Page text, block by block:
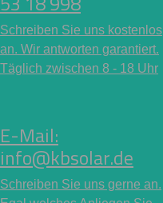
Schreiben Sie uns kostenlos
an. Wir antworten garantiert.
Täglich zwischen 8 - 18 Uhr
E-Mail:
info@kbsolar.de
Schreiben Sie uns gerne an.